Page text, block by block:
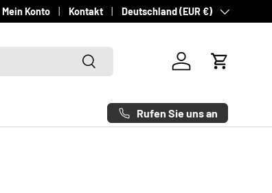
Schneller Versand - Deutschlandweit innerhalb von 1-3
Mein Konto Kontakt Land/Region
Deutschland (EUR €)
Suchen
Einloggen
Rufen Sie uns an